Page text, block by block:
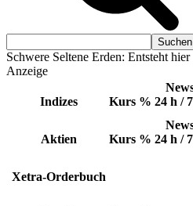
Schwere Seltene Erden: Entsteht
Anzeige
Indizes Kurs % 24 h /
Aktien Kurs % 24 h /
Xetra-Orderbuch